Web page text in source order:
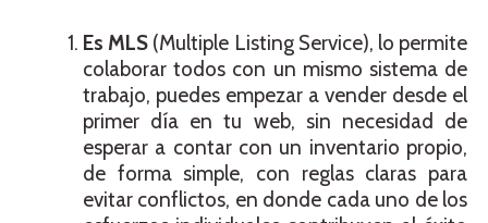
Es MLS (Multiple Listing Service), lo permite
colaborar todos con un mismo sistema de
trabajo, puedes empezar a vender desde el
primer día en tu web, sin necesidad de
esperar a contar con un inventario propio,
de forma simple, con reglas claras para
evitar conflictos, en donde cada uno de los